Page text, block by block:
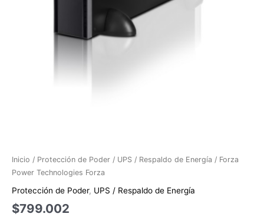
Inicio / Protección de Poder / UPS / Respaldo de Energía / Forza
Power Technologies Forza
Protección de Poder, UPS / Respaldo de Energía
$799.002